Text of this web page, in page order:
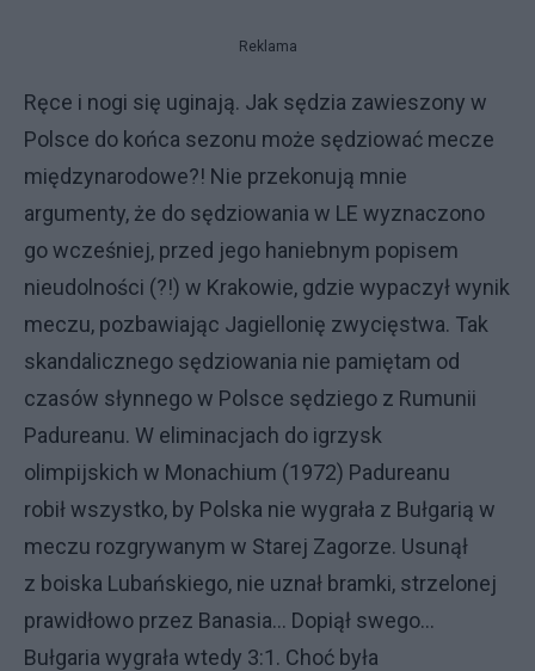
Reklama
Ręce i nogi się uginają. Jak sędzia zawieszony w
Polsce do końca sezonu może sędziować mecze
międzynarodowe?! Nie przekonują mnie
argumenty, że do sędziowania w LE wyznaczono
go wcześniej, przed jego haniebnym popisem
nieudolności (?!) w Krakowie, gdzie wypaczył wynik
meczu, pozbawiając Jagiellonię zwycięstwa. Tak
skandalicznego sędziowania nie pamiętam od
czasów słynnego w Polsce sędziego z Rumunii
Padureanu. W eliminacjach do igrzysk
olimpijskich w Monachium (1972) Padureanu
robił wszystko, by Polska nie wygrała z Bułgarią w
meczu rozgrywanym w Starej Zagorze. Usunął
z boiska Lubańskiego, nie uznał bramki, strzelonej
prawidłowo przez Banasia... Dopiął swego...
Bułgaria wygrała wtedy 3:1. Choć była